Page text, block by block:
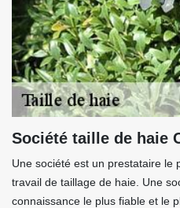
Société taille de haie
Une société est un prestataire le
travail de taillage de haie. Une
connaissance le plus fiable et le